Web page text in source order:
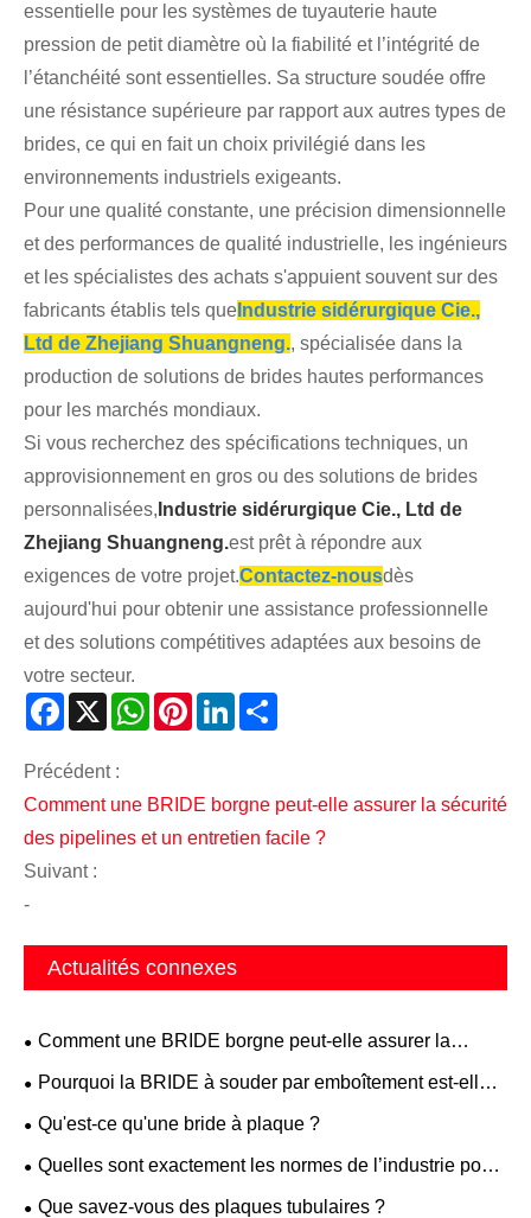
essentielle pour les systèmes de tuyauterie haute
pression de petit diamètre où la fiabilité et l’intégrité de
l’étanchéité sont essentielles. Sa structure soudée offre
une résistance supérieure par rapport aux autres types de
brides, ce qui en fait un choix privilégié dans les
environnements industriels exigeants.
Pour une qualité constante, une précision dimensionnelle
et des performances de qualité industrielle, les ingénieurs
et les spécialistes des achats s'appuient souvent sur des
fabricants établis tels que Industrie sidérurgique Cie.,
Ltd de Zhejiang Shuangneng., spécialisée dans la
production de solutions de brides hautes performances
pour les marchés mondiaux.
Si vous recherchez des spécifications techniques, un
approvisionnement en gros ou des solutions de brides
personnalisées, Industrie sidérurgique Cie., Ltd de
Zhejiang Shuangneng.est prêt à répondre aux
exigences de votre projet.Contactez-nousdès
aujourd'hui pour obtenir une assistance professionnelle
et des solutions compétitives adaptées aux besoins de
votre secteur.
Facebook
X WhatsAppPinterestLinkedIn
Précédent :
Comment une BRIDE borgne peut-elle assurer la sécurité
des pipelines et un entretien facile ?
Suivant :
-
Actualités connexes
Comment une BRIDE borgne peut-elle assurer la
sécurité des pipelines et un entretien facile ?
Pourquoi la BRIDE à souder par emboîtement est-elle
essentielle pour les systèmes de tuyauterie haute
Qu'est-ce qu'une bride à plaque ?
Quelles sont exactement les normes de l’industrie pour
les ébauches de lignes de fabrication
Que savez-vous des plaques tubulaires ?